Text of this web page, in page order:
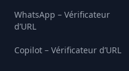
WhatsApp – Vérificateur
d’URL
Copilot – Vérificateur d’URL